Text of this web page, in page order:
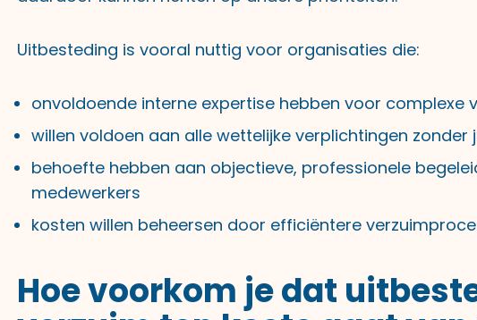
Uitbesteding is vooral nuttig voor organisaties die:
onvoldoende interne expertise hebben voor complexe
willen voldoen aan alle wettelijke verplichtingen zonder
behoefte hebben aan objectieve, professionele
medewerkers
kosten willen beheersen door efficiëntere
Hoe voorkom je dat